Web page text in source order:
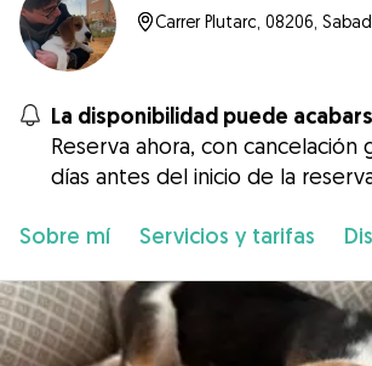
Carrer Plutarc, 08206,
La disponibilidad puede
Reserva ahora, con cancelación
días antes del inicio de la
Sobre mí Servicios y tarifas